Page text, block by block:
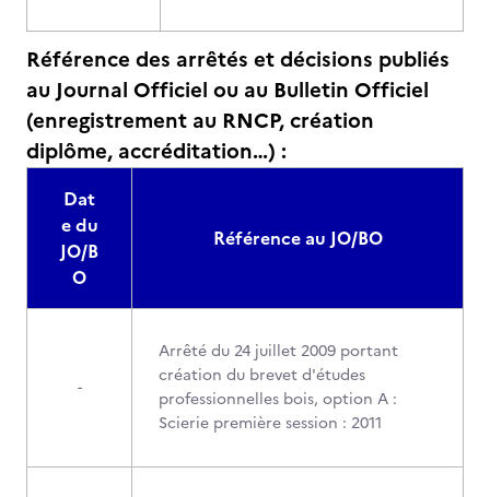
Référence des arrêtés et décisions publiés
au Journal Officiel ou au Bulletin Officiel
(enregistrement au RNCP, création
diplôme, accréditation…) :
Dat
e du
JO/B
O
Référence au JO/BO
-
Arrêté du 24 juillet 2009 portant
création du brevet d'études
professionnelles bois, option A :
Scierie première session : 2011